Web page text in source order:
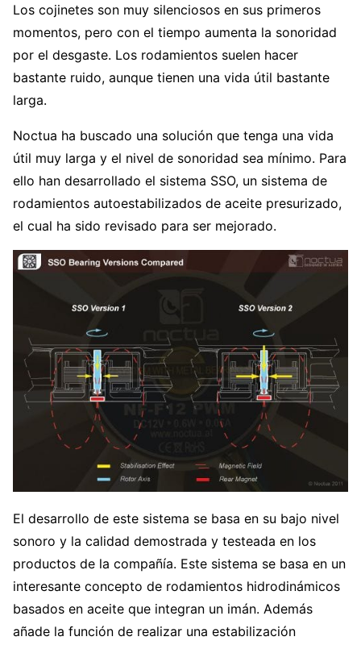
Los cojinetes son muy silenciosos en sus primeros
momentos, pero con el tiempo aumenta la sonoridad
por el desgaste. Los rodamientos suelen hacer
bastante ruido, aunque tienen una vida útil bastante
larga.
Noctua ha buscado una solución que tenga una vida
útil muy larga y el nivel de sonoridad sea mínimo. Para
ello han desarrollado el sistema SSO, un sistema de
rodamientos autoestabilizados de aceite presurizado,
el cual ha sido revisado para ser mejorado.
El desarrollo de este sistema se basa en su bajo nivel
sonoro y la calidad demostrada y testeada en los
productos de la compañía. Este sistema se basa en un
interesante concepto de rodamientos hidrodinámicos
basados en aceite que integran un imán. Además
añade la función de realizar una estabilización